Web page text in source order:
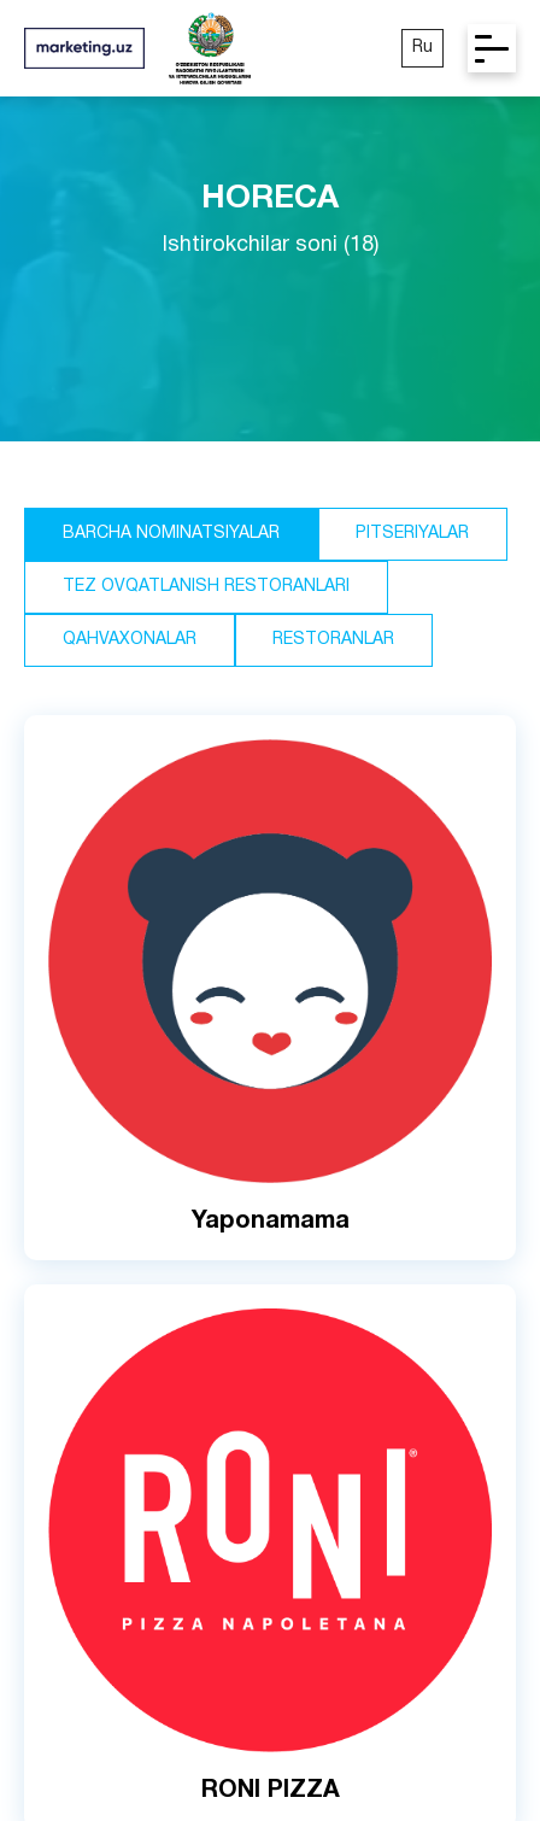
Ru
HORECA
Ishtirokchilar soni (18)
BARCHA NOMINATSIYALAR PITSERIYALAR
TEZ OVQATLANISH RESTORANLARI
QAHVAXONALAR RESTORANLAR
Yaponamama
RONI PIZZA